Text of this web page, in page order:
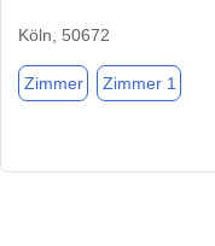
Köln, 50672
Zimmer Zimmer 1